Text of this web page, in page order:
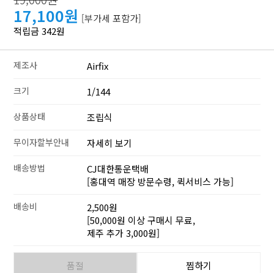
17,100원 [부가세 포함가]
적립금 342원
제조사 Airfix
크기 1/144
상품상태 조립식
무이자할부안내 자세히 보기
배송방법
CJ대한통운택배
[홍대역 매장 방문수령, 퀵서비스 가능]
배송비
2,500원
[50,000원 이상 구매시 무료,
제주 추가 3,000원]
품절 찜하기